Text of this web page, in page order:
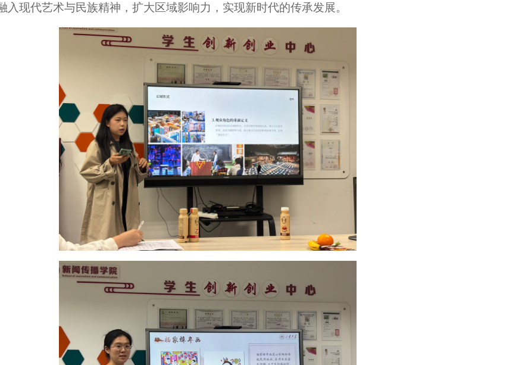
入现代艺术与民族精神，扩大区域影响力，实现新时代的传承发展。